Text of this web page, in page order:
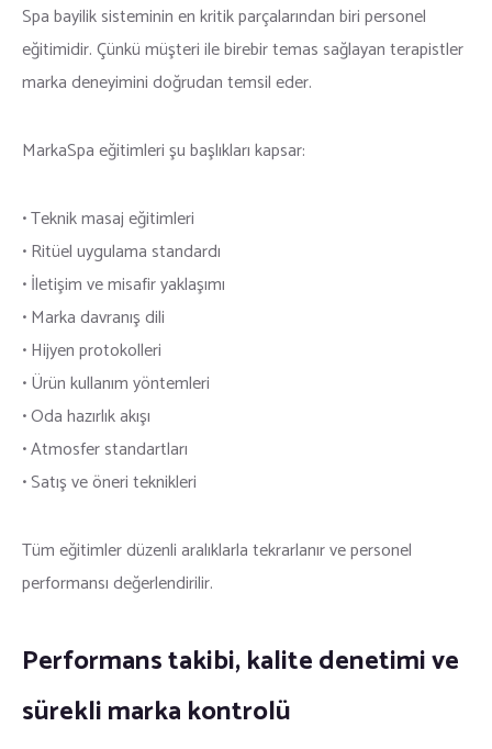
Spa bayilik sisteminin en kritik parçalarından biri personel
eğitimidir. Çünkü müşteri ile birebir temas sağlayan terapistler
marka deneyimini doğrudan temsil eder.
MarkaSpa eğitimleri şu başlıkları kapsar:
• Teknik masaj eğitimleri
• Ritüel uygulama standardı
• İletişim ve misafir yaklaşımı
• Marka davranış dili
• Hijyen protokolleri
• Ürün kullanım yöntemleri
• Oda hazırlık akışı
• Atmosfer standartları
• Satış ve öneri teknikleri
Tüm eğitimler düzenli aralıklarla tekrarlanır ve personel
performansı değerlendirilir.
Performans takibi, kalite denetimi ve
sürekli marka kontrolü